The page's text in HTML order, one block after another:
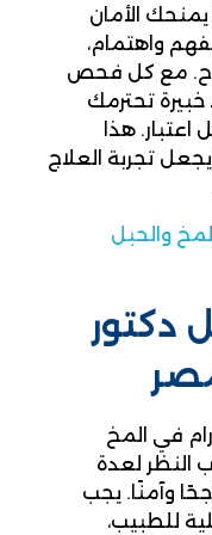
الأمان
واهتمام،
مع كل فحص
تحترمك
هذا
تجربة العلاج
والحبل
دكتور
في المخ
النظر لعدة
وآمنًا. يجب
للطبيب،